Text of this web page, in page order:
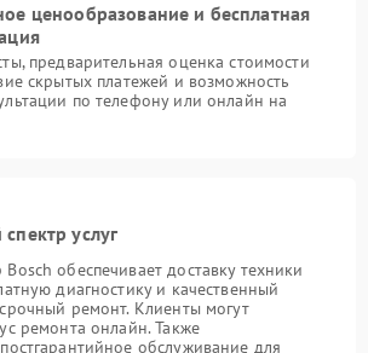
ценообразование и бесплатная
предварительная оценка стоимости
скрытых платежей и возможность
по телефону или онлайн на
услуг
обеспечивает доставку техники
диагностику и качественный
ремонт. Клиенты могут
ремонта онлайн. Также
обслуживание для